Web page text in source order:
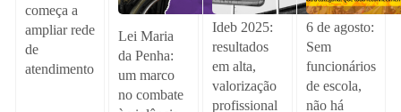
começa a
ampliar rede
de
atendimento
Lei Maria
da Penha:
um marco
no combate
Ideb 2025:
resultados
em alta,
valorização
profissional
6 de agosto:
Sem
funcionários
de escola,
não há